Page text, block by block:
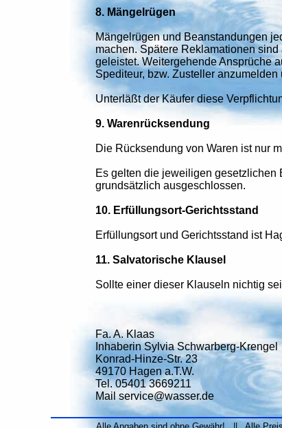
8. Mängelrügen
Mängelrügen und Beanstandungen
machen. Spätere Reklamationen
geleistet. Weitergehende Ansprüche
Spediteur, bzw. Zusteller
Unterläßt der Käufer diese
9. Warenrücksendung
Die Rücksendung von Waren ist nur
Es gelten die jeweiligen gesetzlichen
grundsätzlich ausgeschlossen.
10. Erfüllungsort-Gerichtsstand
Erfüllungsort und Gerichtsstand ist
11. Salvatorische Klausel
Sollte einer dieser Klauseln nichtig
Fa. A. Klaas
Inhaberin Sylvia Schwarberg-Krengel
Konrad-Hinze-Str. 23
49170 Hagen a.T.W.
Tel. 05401 3669211
Mail service@wasser.de